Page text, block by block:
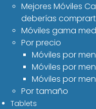
Mejores Móviles
deberías
Móviles gama
Por precio
Móviles por
Móviles por
Móviles por
Por tamaño
Tablets